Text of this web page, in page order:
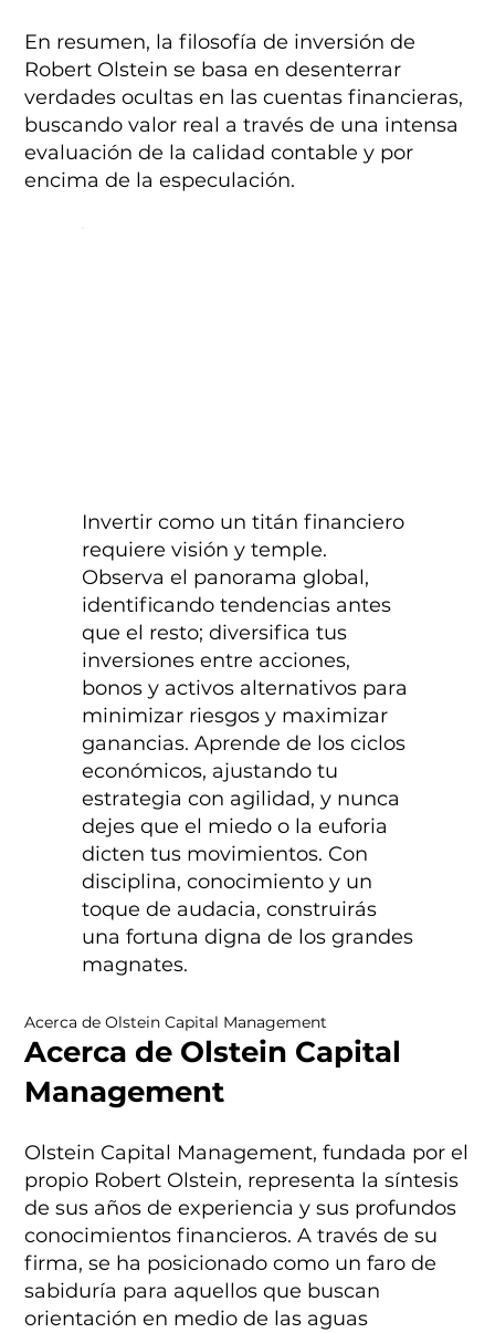
Acerca de Olstein Capital Management
Acerca de Olstein Capital
Management
Olstein Capital Management, fundada por el
propio Robert Olstein, representa la síntesis
de sus años de experiencia y sus profundos
conocimientos financieros. A través de su
firma, se ha posicionado como un faro de
sabiduría para aquellos que buscan
orientación en medio de las aguas
Invertir como un titán financiero
requiere visión y temple.
Observa el panorama global,
identificando tendencias antes
que el resto; diversifica tus
inversiones entre acciones,
bonos y activos alternativos para
minimizar riesgos y maximizar
ganancias. Aprende de los ciclos
económicos, ajustando tu
estrategia con agilidad, y nunca
dejes que el miedo o la euforia
dicten tus movimientos. Con
disciplina, conocimiento y un
toque de audacia, construirás
una fortuna digna de los grandes
magnates.
En resumen, la filosofía de inversión de
Robert Olstein se basa en desenterrar
verdades ocultas en las cuentas financieras,
buscando valor real a través de una intensa
evaluación de la calidad contable y por
encima de la especulación.